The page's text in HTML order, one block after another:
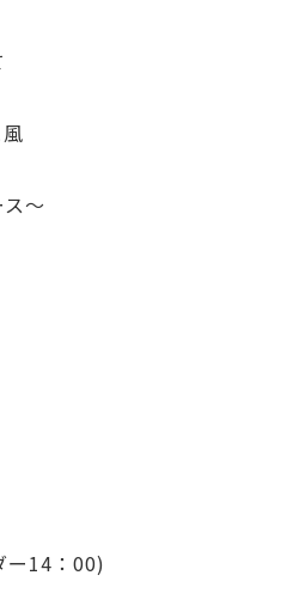
～
14：00)